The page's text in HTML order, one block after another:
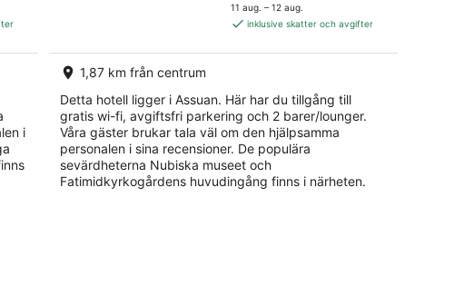
i
1 395 kr
natt
11 aug. – 12 aug.
inklusive skatter och avgifter
1,87 km från centrum
Detta hotell ligger i Assuan. Här har du tillgång till
gratis wi-fi, avgiftsfri parkering och 2 barer/lounger.
Våra gäster brukar tala väl om den hjälpsamma
personalen i sina recensioner. De populära
sevärdheterna Nubiska museet och
Fatimidkyrkogårdens huvudingång finns i närheten.